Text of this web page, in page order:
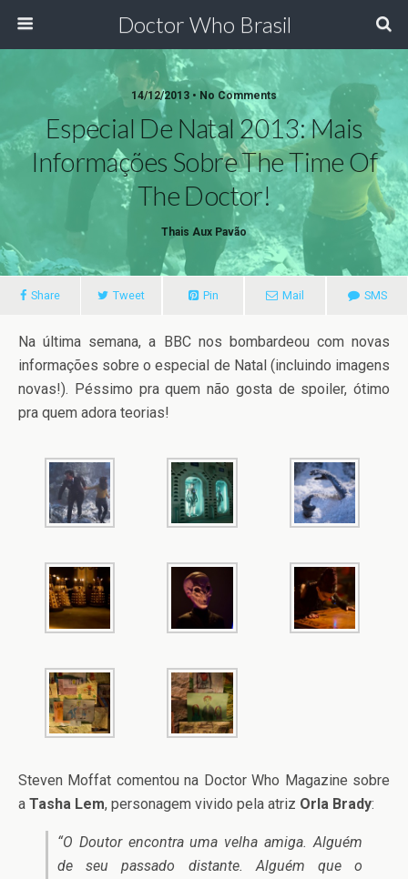
Doctor Who Brasil
14/12/2013 • No Comments
Especial De Natal 2013: Mais
Informações Sobre The Time Of
The Doctor!
Thais Aux Pavão
Share Tweet Pin Mail SMS
Na última semana, a BBC nos bombardeou com novas
informações sobre o especial de Natal (incluindo imagens
novas!). Péssimo pra quem não gosta de spoiler, ótimo
pra quem adora teorias!
Steven Moffat comentou na Doctor Who Magazine sobre
a Tasha Lem, personagem vivido pela atriz Orla Brady:
“O Doutor encontra uma velha amiga. Alguém
de seu passado distante. Alguém que o